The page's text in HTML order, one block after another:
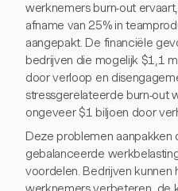
werknemers burn-out
afname van 25% in
aangepakt. De financiële
bedrijven die mogelijk $1,1
door verloop en
stressgerelateerde burn-out
ongeveer $1 biljoen door
Deze problemen aanpakken
gebalanceerde
voordelen. Bedrijven